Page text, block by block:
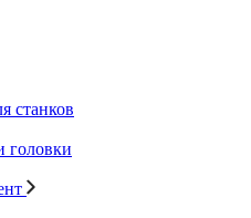
станков
головки